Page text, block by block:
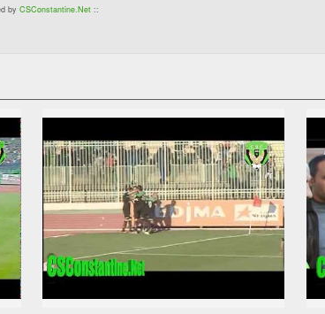
by CSConstantine.Net::